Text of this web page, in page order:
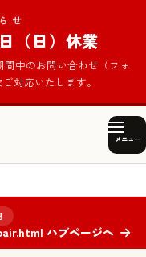
せ
（日）休業
中のお問い合わせ（フォ
対応いたします。
メニュー
ハブページへ